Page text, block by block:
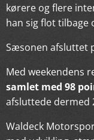
kørere og flere
han sig flot tilbage
Sæsonen afsluttet
Med weekendens
samlet med 98
afsluttede dermed
Waldeck